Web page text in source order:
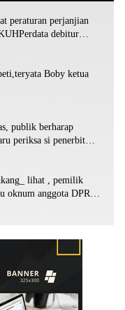
peraturan perjanjian
debitur
diduga tanpa dasar
Boby ketua
publik berharap
periksa si penerbit
DPO
lihat , pemilik
oknum anggota DPRD
peti Kapolda yang